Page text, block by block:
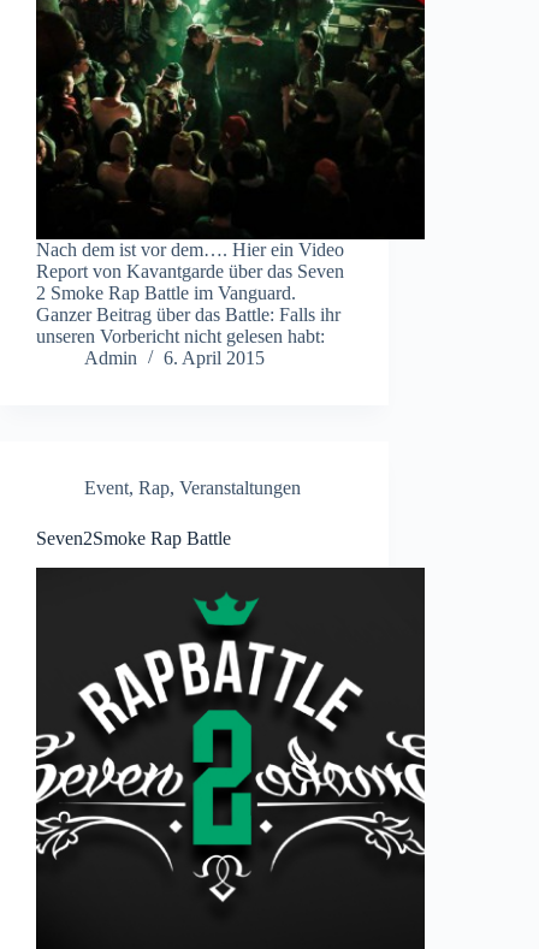
Nach dem ist vor dem…. Hier ein Video
Report von Kavantgarde über das Seven
2 Smoke Rap Battle im Vanguard.
Ganzer Beitrag über das Battle: Falls ihr
unseren Vorbericht nicht gelesen habt:
Admin
6. April 2015
Event, Rap, Veranstaltungen
Seven2Smoke Rap Battle